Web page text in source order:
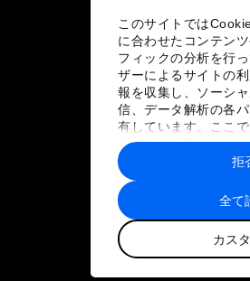
このサイトでは
に合わせたコンテン
フィックの分析を行
ザーによるサイトの
報を収集し、ソーシ
信、データ解析の各
有しています。ここ
ユーザーが各パート
報や各パートナーの
に収集された情報と
トナーによって使用さ
す。
全て
カス
拒